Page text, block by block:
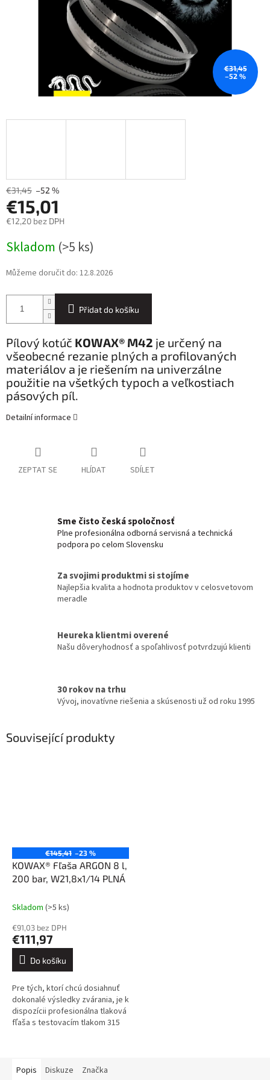
€31,45
–52 %
€31,45 –52 %
€15,01
€12,20 bez DPH
cena:
Skladom (>5 ks)
Můžeme doručit do: 12.8.2026
Přidat do košíku
Pílový kotúč KOWAX® M42 je určený na
všeobecné rezanie plných a profilovaných
materiálov a je riešením na univerzálne
použitie na všetkých typoch a veľkostiach
pásových píl.
Detailní informace
ZEPTAT SE HLÍDAT SDÍLET
Sme čisto česká spoločnosť
Plne profesionálna odborná servisná a technická
podpora po celom Slovensku
Za svojimi produktmi si stojíme
Najlepšia kvalita a hodnota produktov v celosvetovom
meradle
Heureka klientmi overené
Našu dôveryhodnosť a spoľahlivosť potvrdzujú klienti
30 rokov na trhu
Vývoj, inovatívne riešenia a skúsenosti už od roku 1995
Související produkty
€145,41 –23 %
KOWAX® Fľaša ARGON 8 l,
200 bar, W21,8x1/14 PLNÁ
Skladom (>5 ks)
€91,03 bez DPH
€111,97
Do košíku
Pre tých, ktorí chcú dosiahnuť
dokonalé výsledky zvárania, je k
dispozícii profesionálna tlaková
fľaša s testovacím tlakom 315
Popis Diskuze Značka